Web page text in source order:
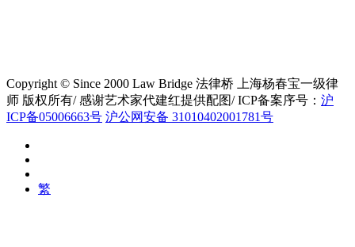
Copyright © Since 2000 Law Bridge 法律桥 上海杨春宝一级律
师 版权所有/ 感谢艺术家代建红提供配图/ ICP备案序号： 沪
ICP备05006663号 沪公网安备 31010402001781号
繁